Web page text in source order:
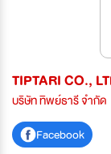
TIPTARI CO.,
บริษัท ทิพย์ธารี จำกัด
Facebook